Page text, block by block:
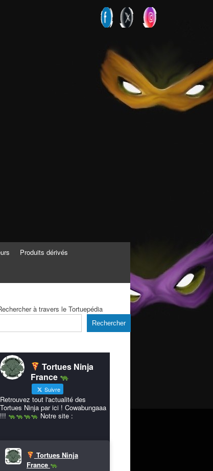
Produits dérivés
à travers le Tortuepédia
Rechercher
Tortues Ninja
France
Suivre
Retrouvez tout l'actualité des
Tortues Ninja par ici ! Cowabungaaa
!!!
Notre site :
Tortues Ninja
France